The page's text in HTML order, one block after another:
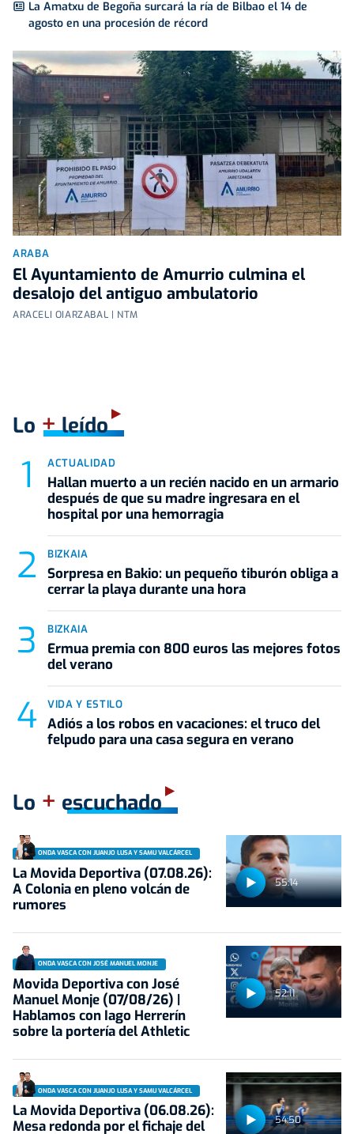
La Amatxu de Begoña surcará la ría de Bilbao el 14 de
agosto en una procesión de récord
ARABA
El Ayuntamiento de Amurrio culmina el
desalojo del antiguo ambulatorio
ARACELI OIARZABAL | NTM
Lo +leído
ACTUALIDAD
Hallan muerto a un recién nacido en un armario
después de que su madre ingresara en el
hospital por una hemorragia
BIZKAIA
Sorpresa en Bakio: un pequeño tiburón obliga a
cerrar la playa durante una hora
BIZKAIA
Ermua premia con 800 euros las mejores fotos
del verano
VIDA Y ESTILO
Adiós a los robos en vacaciones: el truco del
felpudo para una casa segura en verano
Lo + escuchado
55:14
ONDA VASCA CON JUANJO LUSA Y SAMU VALCÁRCEL
La Movida Deportiva (07.08.26):
A Colonia en pleno volcán de
rumores
52:11
ONDA VASCA CON JOSÉ MANUEL MONJE
Movida Deportiva con José
Manuel Monje (07/08/26) |
Hablamos con Iago Herrerín
sobre la portería del Athletic
54:50
ONDA VASCA CON JUANJO LUSA Y SAMU VALCÁRCEL
La Movida Deportiva (06.08.26):
Mesa redonda por el fichaje del